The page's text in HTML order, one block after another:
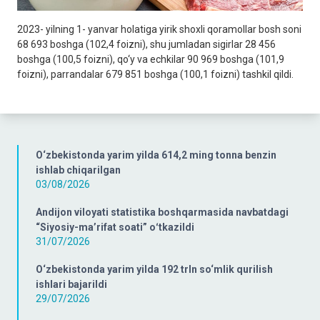
O‘zbekistonda yarim yilda 614,2 ming tonna benzin
ishlab chiqarilgan
03/08/2026
Andijon viloyati statistika boshqarmasida navbatdagi
“Siyosiy-ma’rifat soati” oʻtkazildi
31/07/2026
O‘zbekistonda yarim yilda 192 trln so‘mlik qurilish
ishlari bajarildi
29/07/2026
2023- yilning 1- yanvar holatiga yirik shoxli qoramollar bosh soni
68 693 boshga (102,4 foizni), shu jumladan sigirlar 28 456
boshga (100,5 foizni), qo‘y va echkilar 90 969 boshga (101,9
foizni), parrandalar 679 851 boshga (100,1 foizni) tashkil qildi.